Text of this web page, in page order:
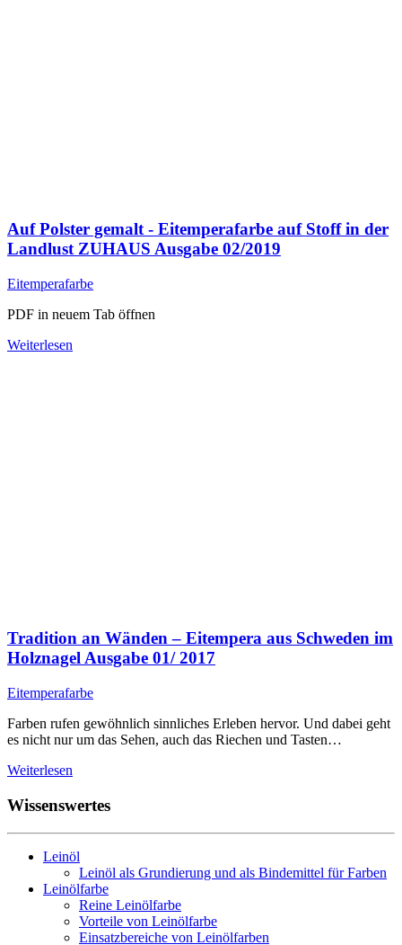
Auf Polster gemalt - Eitemperafarbe auf Stoff in der
Landlust ZUHAUS Ausgabe 02/2019
Eitemperafarbe
PDF in neuem Tab öffnen
Weiterlesen
Tradition an Wänden – Eitempera aus Schweden im
Holznagel Ausgabe 01/ 2017
Eitemperafarbe
Farben rufen gewöhnlich sinnliches Erleben hervor. Und dabei geht
es nicht nur um das Sehen, auch das Riechen und Tasten…
Weiterlesen
Wissenswertes
Leinöl
Leinöl als Grundierung und als Bindemittel für Farben
Leinölfarbe
Reine Leinölfarbe
Vorteile von Leinölfarbe
Einsatzbereiche von Leinölfarben